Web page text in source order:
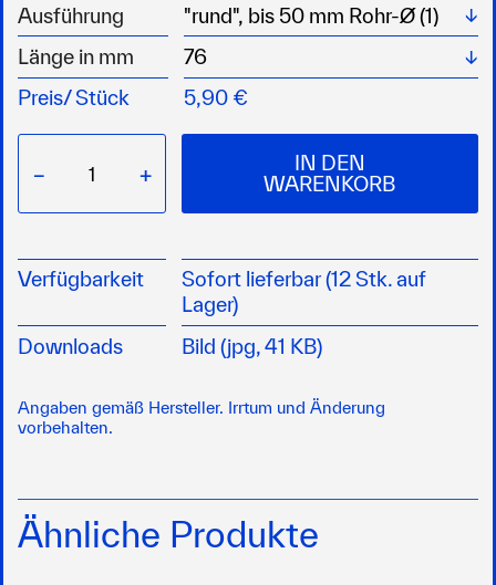
Ausführung
Länge in mm
Preis/Stück 5,90 €
− +
IN DEN
WARENKORB
Verfügbarkeit
Sofort lieferbar (12 Stk. auf
Lager)
Downloads
Bild (jpg, 41 KB)
Angaben gemäß Hersteller. Irrtum und Änderung
vorbehalten.
Ähnliche Produkte